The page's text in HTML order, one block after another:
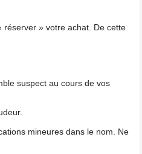
» votre achat. De cette
suspect au cours de vos
mineures dans le nom. Ne